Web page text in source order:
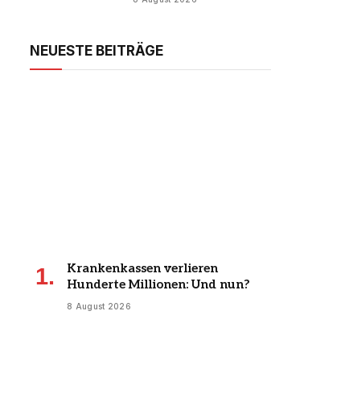
NEUESTE BEITRÄGE
Krankenkassen verlieren
Hunderte Millionen: Und nun?
8 August 2026